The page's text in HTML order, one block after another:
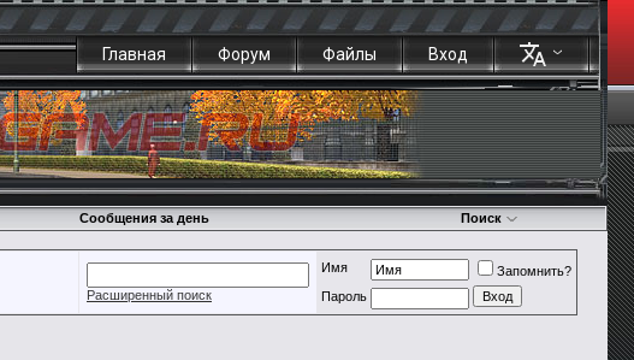
Главная Форум Файлы Вход
Сообщения за день Поиск
Расширенный поиск
Имя
Запомнить?
Пароль